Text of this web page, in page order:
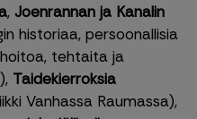
, Joenrannan ja Kanalin
historiaa, persoonallisia
tehtaita ja
Taidekierroksia